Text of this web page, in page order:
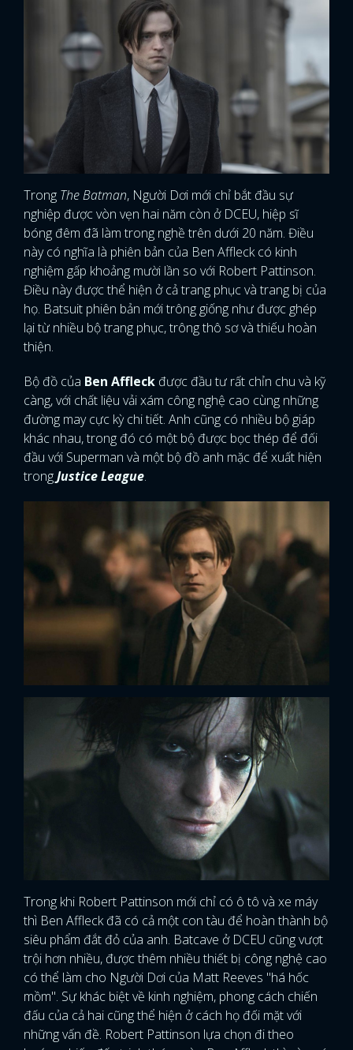
Trong The Batman, Người Dơi mới chỉ bắt đầu sự
nghiệp được vòn vẹn hai năm còn ở DCEU, hiệp sĩ
bóng đêm đã làm trong nghề trên dưới 20 năm. Điều
này có nghĩa là phiên bản của Ben Affleck có kinh
nghiệm gấp khoảng mười lần so với Robert Pattinson.
Điều này được thể hiện ở cả trang phục và trang bị của
họ. Batsuit phiên bản mới trông giống như được ghép
lại từ nhiều bộ trang phục, trông thô sơ và thiếu hoàn
thiện.
Bộ đồ của Ben Affleck được đầu tư rất chỉn chu và kỹ
càng, với chất liệu vải xám công nghệ cao cùng những
đường may cực kỳ chi tiết. Anh cũng có nhiều bộ giáp
khác nhau, trong đó có một bộ được bọc thép để đối
đầu với Superman và một bộ đồ anh mặc để xuất hiện
trongJustice League.
Trong khi Robert Pattinson mới chỉ có ô tô và xe máy
thì Ben Affleck đã có cả một con tàu để hoàn thành bộ
siêu phẩm đắt đỏ của anh. Batcave ở DCEU cũng vượt
trội hơn nhiều, được thêm nhiều thiết bị công nghệ cao
có thể làm cho Người Dơi của Matt Reeves "há hốc
mồm". Sự khác biệt về kinh nghiệm, phong cách chiến
đấu của cả hai cũng thể hiện ở cách họ đối mặt với
những vấn đề. Robert Pattinson lựa chọn đi theo